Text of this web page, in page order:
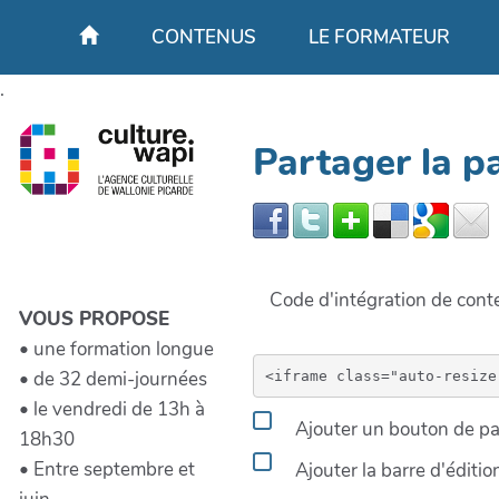
Aller au contenu principal
CONTENUS LE FORMATEUR
.
VOUS PROPOSE
• une formation longue
• de 32 demi-journées
• le vendredi de 13h à
18h30
• Entre septembre et
Partager la
Code d'intégration de
Ajouter un bouton de
Ajouter la barre